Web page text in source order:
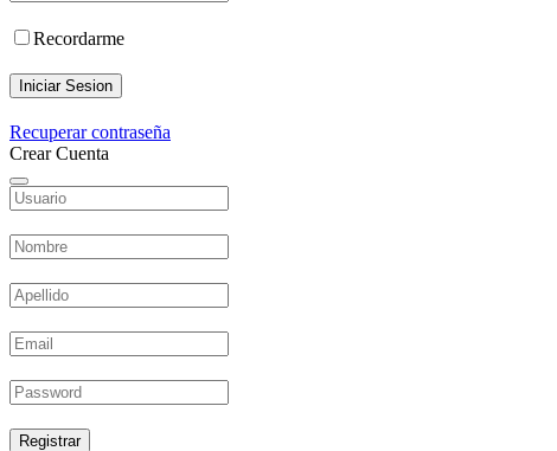
Recordarme
Iniciar Sesion
Recuperar contraseña
Crear Cuenta
Registrar